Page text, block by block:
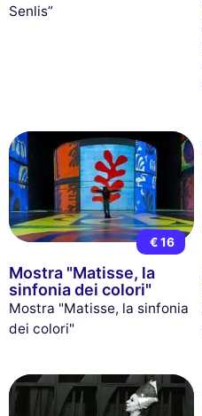
Senlis”
€ 16
Mostra "Matisse, la
sinfonia dei colori"
Mostra "Matisse, la sinfonia
dei colori"